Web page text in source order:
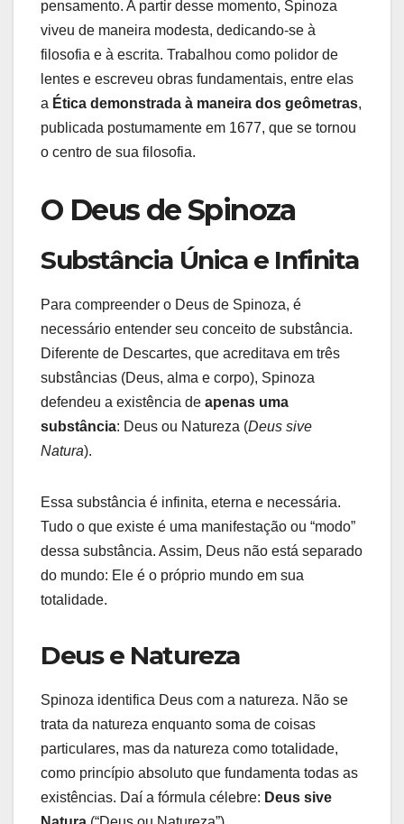
pensamento. A partir desse momento, Spinoza
viveu de maneira modesta, dedicando-se à
filosofia e à escrita. Trabalhou como polidor de
lentes e escreveu obras fundamentais, entre elas
a Ética demonstrada à maneira dos geômetras,
publicada postumamente em 1677, que se tornou
o centro de sua filosofia.
O Deus de Spinoza
Substância Única e Infinita
Para compreender o Deus de Spinoza, é
necessário entender seu conceito de substância.
Diferente de Descartes, que acreditava em três
substâncias (Deus, alma e corpo), Spinoza
defendeu a existência de apenas uma
substância: Deus ou Natureza (Deus sive
Natura).
Essa substância é infinita, eterna e necessária.
Tudo o que existe é uma manifestação ou “modo”
dessa substância. Assim, Deus não está separado
do mundo: Ele é o próprio mundo em sua
totalidade.
Deus e Natureza
Spinoza identifica Deus com a natureza. Não se
trata da natureza enquanto soma de coisas
particulares, mas da natureza como totalidade,
como princípio absoluto que fundamenta todas as
existências. Daí a fórmula célebre: Deus sive